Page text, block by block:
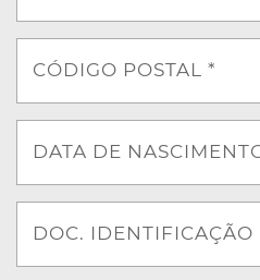
CÓDIGO POSTAL *
DATA DE
DOC. IDENTIFICAÇÃO